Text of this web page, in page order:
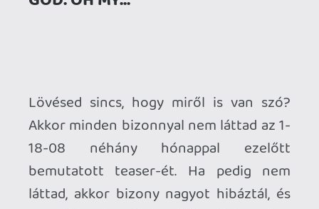
Rendben, most már képben vagy. Ha még
Cloverfield lesz a címe. A Blair Witch
Project-ből is táplálkozott monszter
múvi mögött J.J. Abrams áll, aki olyan
sorozatokat tudhat valamilyen szinten
magáénak, mint a Lost, vagy az Alias. Meg
a Lost. Ja igen, ezt már mondta a nem
fanboy/addikt énem.